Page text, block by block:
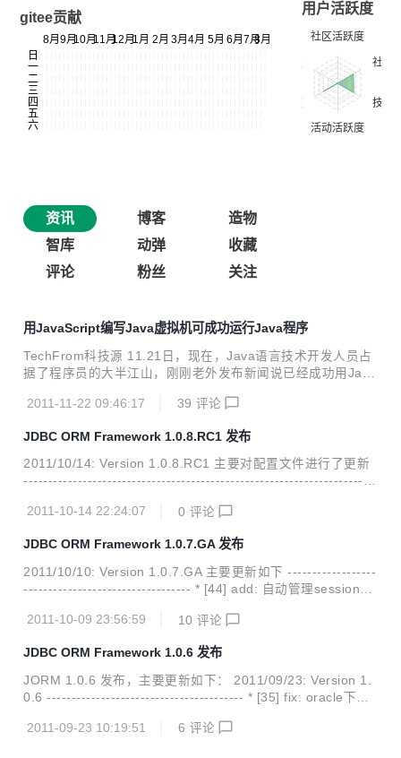
gitee贡献
用户活跃度
资讯 博客
造物
智库
动弹
收藏
评论
粉丝 关注
用JavaScript编写Java虚拟机可成功运行Java程序
TechFrom科技源 11.21日，现在，Java语言技术开发人员占
据了程序员的大半江山，刚刚老外发布新闻说已经成功用Java
程序员Artur Ventura，这位超级大牛，用 JavaScript 写了一
点击进入BicaVM。如果你想看看这位技术大牛的个人博客可
以点击进入，Surf the Edge (Artur Ventura的个人博客) 另
2011-11-22 09:46:17 39 评论
JDBC ORM Framework 1.0.8.RC1 发布
2011/10/14: Version 1.0.8.RC1 主要对配置文件进行了更新
---------------------------------------------------------------------- *
vaclub.sourceforge.net/jorm-configuration_1_0.dtd * [45]
tp://javaclub.sourceforge.net/jorm....
2011-10-14 22:24:07 0 评论
JDBC ORM Framework 1.0.7.GA 发布
2011/10/10: Version 1.0.7.GA 主要更新如下 ------------------
---------------------------------- * [44] add: 自动管理session的
载支持 * [42] imp: 更改统计接口方法返回类型为long * [41] i
ID类型serial * [39] imp: 优化加载基本类型对象的处理 * [38]
add: 加入identity主...
2011-10-09 23:56:59 10 评论
JDBC ORM Framework 1.0.6 发布
JORM 1.0.6 发布，主要更新如下： 2011/09/23: Version 1.
0.6 ---------------------------------------- * [35] fix: oracle下一
avepoints时，一个未捕获的异常. * [33] add: 对bonecp的支
2011-09-23 10:19:51 6 评论